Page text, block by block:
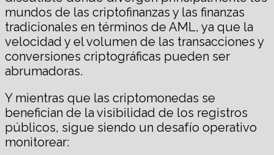
mundos de las criptofinanzas y las finanzas
tradicionales en términos de AML, ya que la
velocidad y el volumen de las transacciones y
conversiones criptográficas pueden ser
abrumadoras.
Y mientras que las criptomonedas se
benefician de la visibilidad de los registros
públicos, sigue siendo un desafío operativo
monitorear: